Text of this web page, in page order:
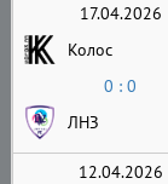
17.04.2026
Колос
0 : 0
ЛНЗ
12.04.2026